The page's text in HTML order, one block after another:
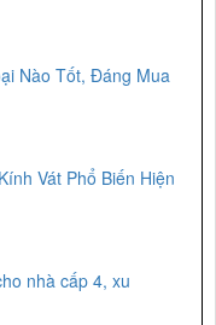
Nào Tốt, Đáng Mua
Vát Phổ Biến Hiện
nhà cấp 4, xu